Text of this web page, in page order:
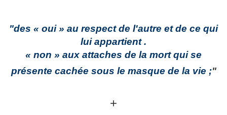
"des « oui » au respect de l'autre et de ce qui
lui appartient .
« non » aux attaches de la mort qui se
présente cachée sous le masque de la vie ;"
+